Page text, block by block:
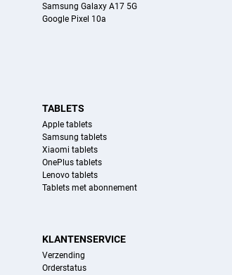
Samsung Galaxy A17 5G
Google Pixel 10a
TABLETS
Apple tablets
Samsung tablets
Xiaomi tablets
OnePlus tablets
Lenovo tablets
Tablets met abonnement
KLANTENSERVICE
Verzending
Orderstatus